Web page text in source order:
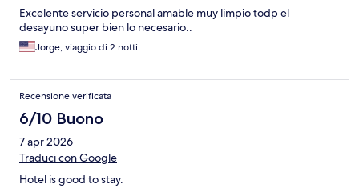
Excelente servicio personal amable muy limpio todp el
desayuno super bien lo necesario..
Jorge, viaggio di 2 notti
Recensione verificata
6/10 Buono
7 apr 2026
Traduci con Google
Hotel is good to stay.